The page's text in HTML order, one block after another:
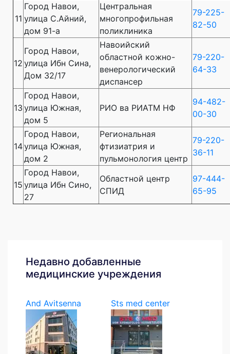
11
Город Навои,
улица C.Айний,
дом 91-а
Центральная
многопрофильная
поликлиника
79-225-
82-50
12
Город Навои,
улица Ибн Сина,
Дом 32/17
Навоийский
областной кожно-
венерологический
диспансер
79-220-
64-33
13
Город Навои,
улица Южная,
дом 5
РИО ва РИАТМ НФ
94-482-
00-30
14
Город Навои,
улица Южная,
дом 2
Региональная
фтизиатрия и
пульмонология центр
79-220-
36-11
15
Город Навои,
улица Ибн Сино,
27
Областной центр
СПИД
97-444-
65-95
Недавно добавленные
медицинские учреждения
And Avitsenna Sts med center